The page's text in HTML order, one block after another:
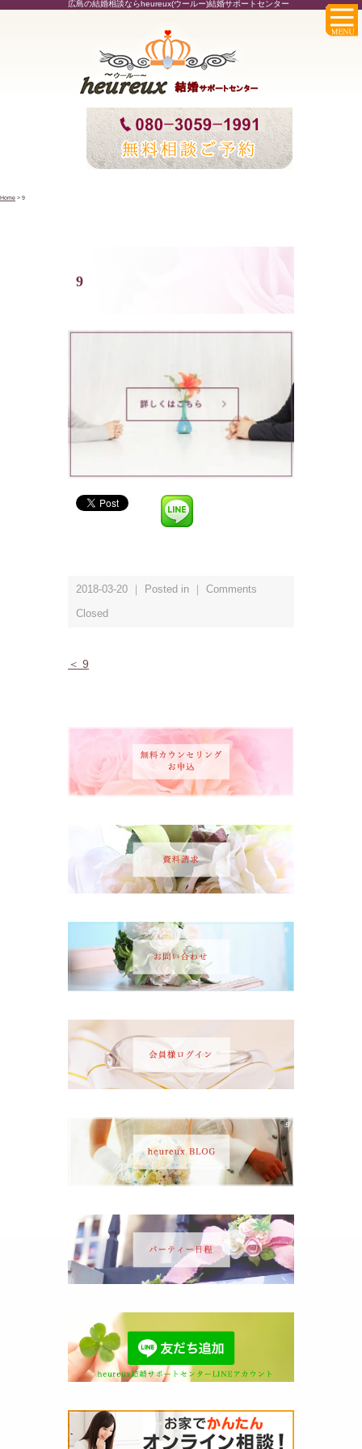
広島の結婚相談ならheureux(ウールー)結婚サポートセンター
へ
Home > 9
9
2018-03-20 ｜ Posted in ｜ Comments
Closed
＜ 9